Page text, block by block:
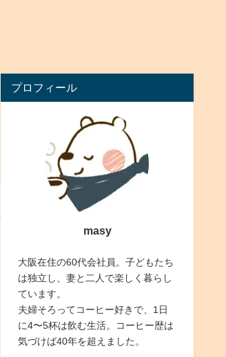
プロフィール
masy
大阪在住の60代会社員。子どもたち
は独立し、妻と二人で楽しく暮らし
ています。
夫婦そろってコーヒー好きで、1日
に4〜5杯は飲む生活。コーヒー歴は
気づけば40年を超えました。